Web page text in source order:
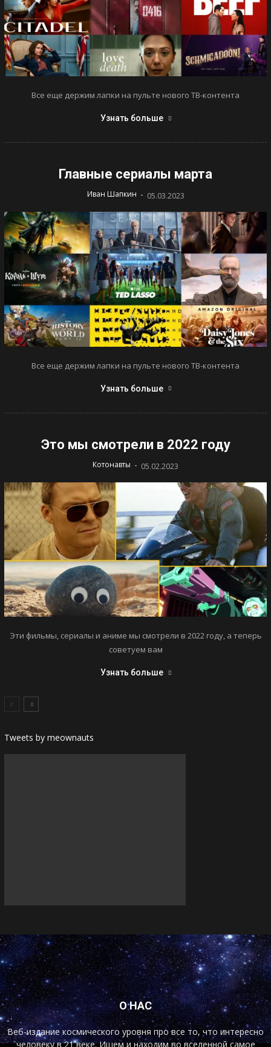
Все еще держим лапки на пульте нового ТВ-контента
Узнать больше
Главные сериалы марта
Иван Шапкин - 05.03.2023
Все еще держим лапки на пульте нового ТВ-контента
Узнать больше
Это мы смотрели в 2022 году
Котонавты - 05.02.2023
Эти фильмы, сериалы и аниме мы смотрели в 2022 году, а теперь
советуем вам
Узнать больше
Tweets by meownauts
О НАС
Веб-издание космического уровня про все то, что интересно
человеку в 21 веке. Ищем и находим во вселенной самое